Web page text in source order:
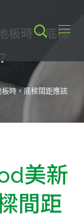
板時，底樑
時，底樑間距應該
美新
間距